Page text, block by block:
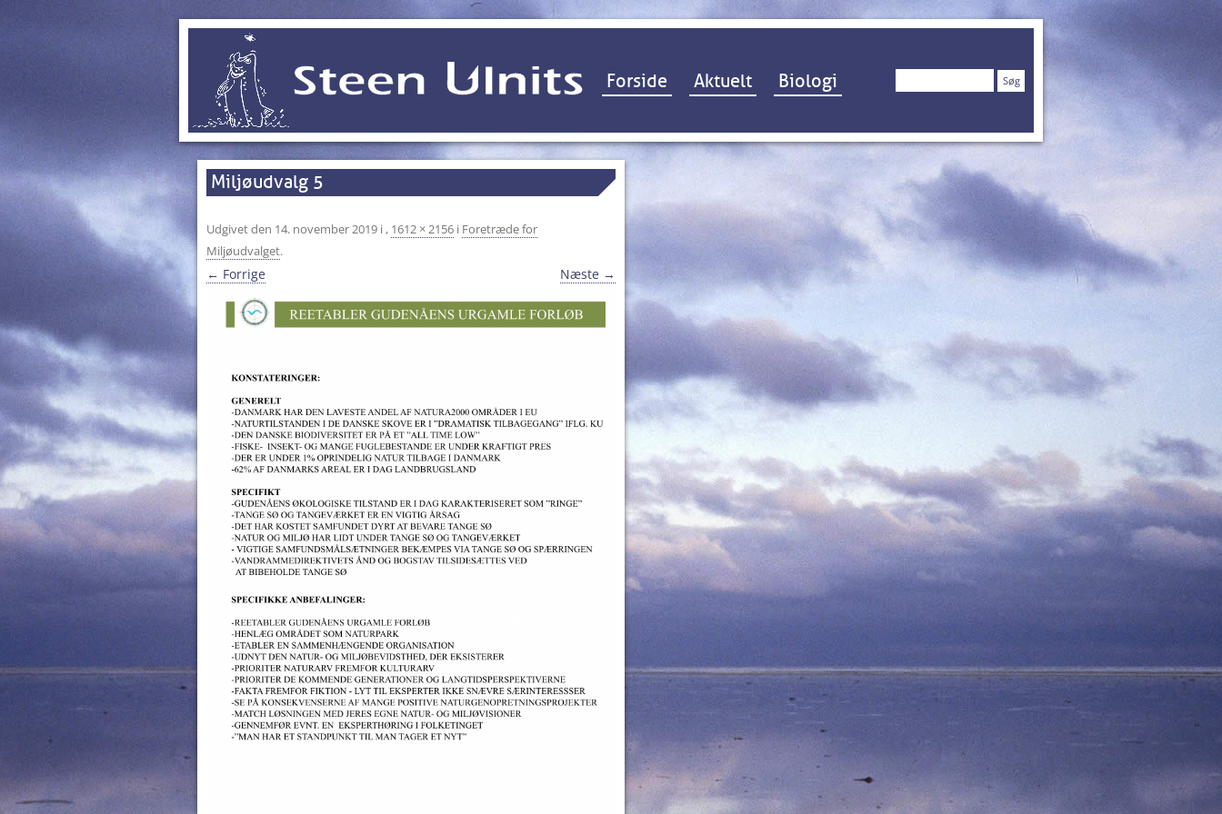
Hop til indhold
Forside Aktuelt Biologi Søg
Miljøudvalg 5
Udgivet den 14. november 2019 i , 1612 × 2156 i Foretræde for
Miljøudvalget.
← Forrige Næste →